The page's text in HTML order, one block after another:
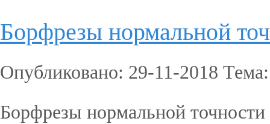
Борфрезы нормальной
Опубликовано: 29-11-2018
Борфрезы нормальной